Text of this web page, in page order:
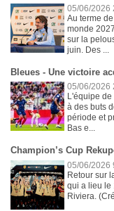
05/06/2026
Au terme
monde
sur la
juin. Des ...
Bleues - Une victoire
05/06/2026
L'équipe
à des buts
période et
Bas e...
Champion’s Cup
05/06/2026
Retour sur
qui a lieu le
Riviera.